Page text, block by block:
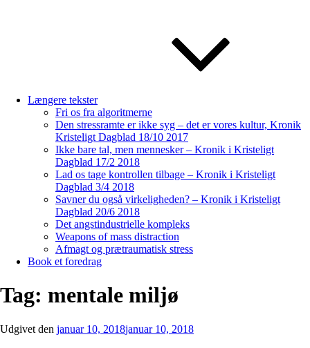
Længere tekster
Fri os fra algoritmerne
Den stressramte er ikke syg – det er vores kultur, Kronik
Kristeligt Dagblad 18/10 2017
Ikke bare tal, men mennesker – Kronik i Kristeligt
Dagblad 17/2 2018
Lad os tage kontrollen tilbage – Kronik i Kristeligt
Dagblad 3/4 2018
Savner du også virkeligheden? – Kronik i Kristeligt
Dagblad 20/6 2018
Det angstindustrielle kompleks
Weapons of mass distraction
Afmagt og prætraumatisk stress
Book et foredrag
Tag: mentale miljø
Udgivet den januar 10, 2018januar 10, 2018